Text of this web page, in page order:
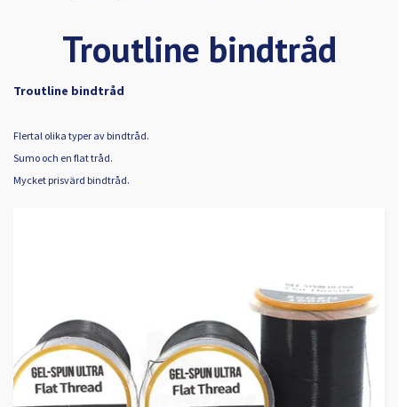
Troutline bindtråd
Troutline bindtråd
Flertal olika typer av bindtråd.
Sumo och en flat tråd.
Mycket prisvärd bindtråd.